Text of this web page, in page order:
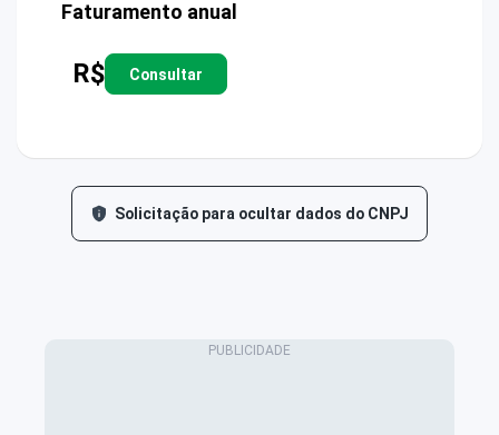
Faturamento anual
R$ Consultar
Solicitação para ocultar dados do CNPJ